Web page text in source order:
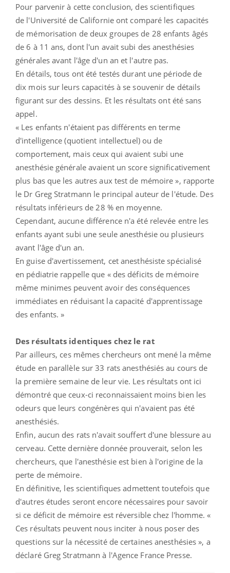
Pour parvenir à cette conclusion, des scientifiques
de l'Université de Californie ont comparé les capacités
de mémorisation de deux groupes de 28 enfants âgés
de 6 à 11 ans, dont l'un avait subi des anesthésies
générales avant l'âge d'un an et l'autre pas.
En détails, tous ont été testés durant une période de
dix mois sur leurs capacités à se souvenir de détails
figurant sur des dessins. Et les résultats ont été sans
appel.
« Les enfants n'étaient pas différents en terme
d'intelligence (quotient intellectuel) ou de
comportement, mais ceux qui avaient subi une
anesthésie générale avaient un score significativement
plus bas que les autres aux test de mémoire », rapporte
le Dr Greg Stratmann le principal auteur de l'étude. Des
résultats inférieurs de 28 % en moyenne.
Cependant, aucune différence n'a été relevée entre les
enfants ayant subi une seule anesthésie ou plusieurs
avant l'âge d'un an.
En guise d'avertissement, cet anesthésiste spécialisé
en pédiatrie rappelle que « des déficits de mémoire
même minimes peuvent avoir des conséquences
immédiates en réduisant la capacité d'apprentissage
des enfants. »
Des résultats identiques chez le rat
Par ailleurs, ces mêmes chercheurs ont mené la même
étude en parallèle sur 33 rats anesthésiés au cours de
la première semaine de leur vie. Les résultats ont ici
démontré que ceux-ci reconnaissaient moins bien les
odeurs que leurs congénères qui n'avaient pas été
anesthésiés.
Enfin, aucun des rats n'avait souffert d'une blessure au
cerveau. Cette dernière donnée prouverait, selon les
chercheurs, que l'anesthésie est bien à l'origine de la
perte de mémoire.
En définitive, les scientifiques admettent toutefois que
d'autres études seront encore nécessaires pour savoir
si ce déficit de mémoire est réversible chez l'homme. «
Ces résultats peuvent nous inciter à nous poser des
questions sur la nécessité de certaines anesthésies », a
déclaré Greg Stratmann à l'Agence France Presse.